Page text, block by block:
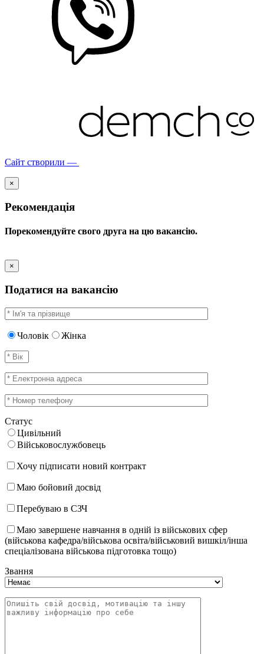
Сайт створили —
×
Рекомендація
Порекомендуйте свого друга на цю вакансію.
×
Податися на вакансію
Чоловік Жінка
Статус
Цивільний
Військовослужбовець
Хочу підписати новий контракт
Маю бойовий досвід
Перебуваю в СЗЧ
Маю завершене навчання в одній із військових сфер
(військова кафедра/військова освіта/військовий вишкіл/інша
спеціалізована військова підготовка тощо)
Звання